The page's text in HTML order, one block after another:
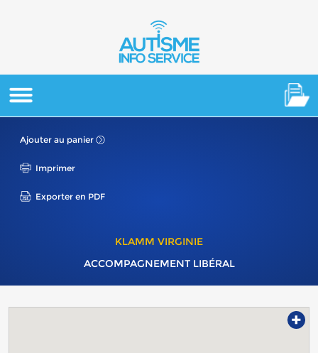
Ajouter au panier
Imprimer
Exporter en PDF
KLAMM VIRGINIE
ACCOMPAGNEMENT LIBÉRAL
+